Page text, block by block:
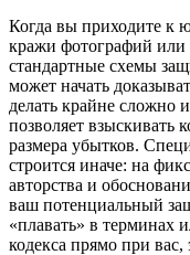
Когда вы приходите к
кражи фотографий или
стандартные схемы
может начать
делать крайне сложно
позволяет взыскивать
размера убытков.
строится иначе: на
авторства и
ваш потенциальный
«плавать» в терминах
кодекса прямо при вас,